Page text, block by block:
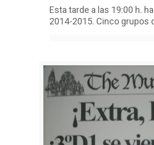
Esta tarde a las 19:00 h.
2014-2015. Cinco grupos